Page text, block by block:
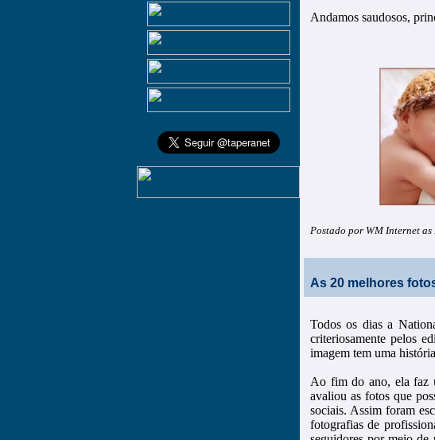
Andamos saudosos,
Postado por WM Internet as
As 20 melhores
Todos os dias a
criteriosamente pelos
imagem tem uma
Ao fim do ano, ela faz
avaliou as fotos que
sociais. Assim foram
fotografias de